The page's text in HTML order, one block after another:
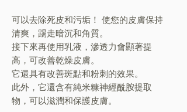
可以去除死皮和污垢！ 使您的皮膚保持
清爽，踢走暗沉和角質。
接下來再使用乳液，滲透力會顯著提
高，可改善乾燥皮膚。
它還具有改善斑點和粉刺的效果。
此外，它還含有純米糠神經酰胺提取
物，可以滋潤和保護皮膚。